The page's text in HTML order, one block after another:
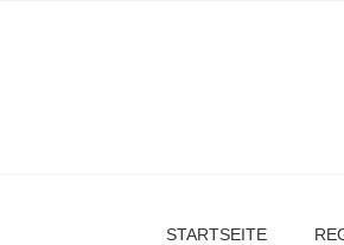
STARTSEITE